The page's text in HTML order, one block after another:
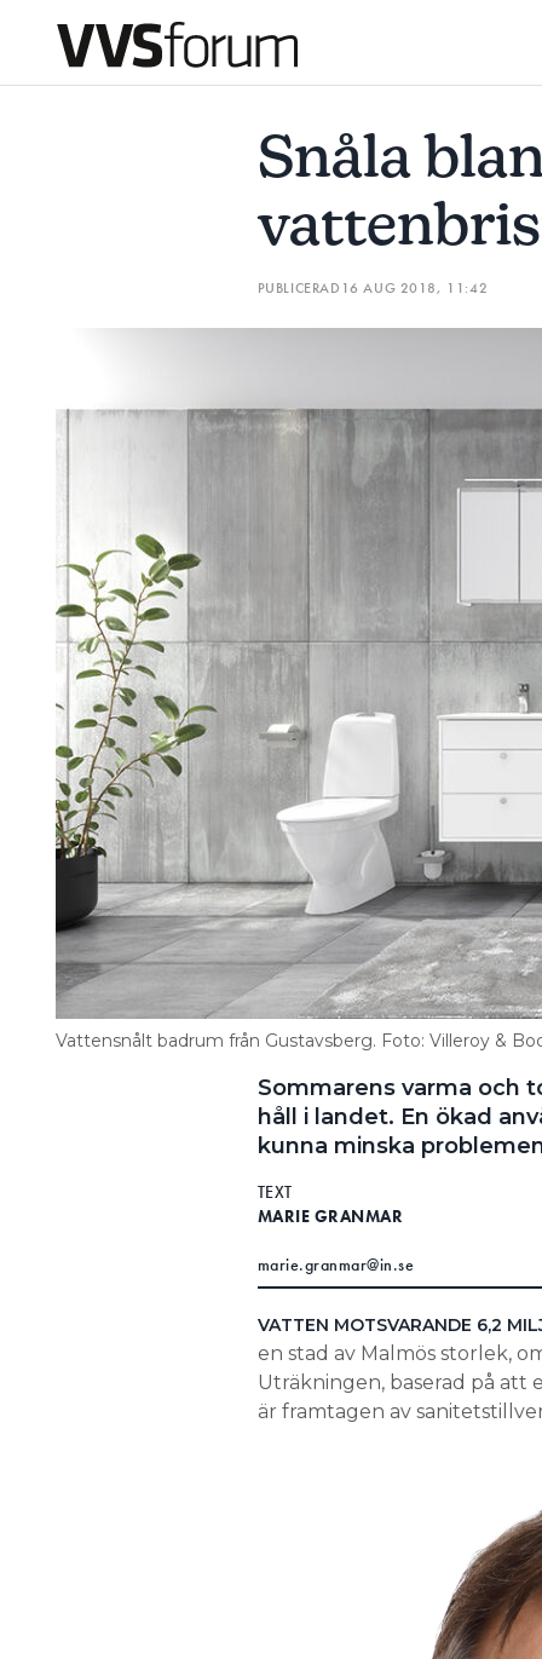
Prenumerera
Hantera prenumeration
Läs E-tidningen
Kontakt
Information om GDPR
Search for:
SEARCH
Snåla
PUBLICERAD 16 AUG 2018, 11:42
Vattensnålt badrum från Gustavsberg. Foto: Villeroy &
Sommarens varma och
håll i landet. En ökad
kunna minska
TEXT
MARIE GRANMAR
marie.granmar@in.se
VATTEN MOTSVARANDE 6,2
en stad av Malmös storlek,
Uträkningen, baserad på att
är framtagen av
SNÅLA BLANDARE KAN MINSKA VATTENBRIST